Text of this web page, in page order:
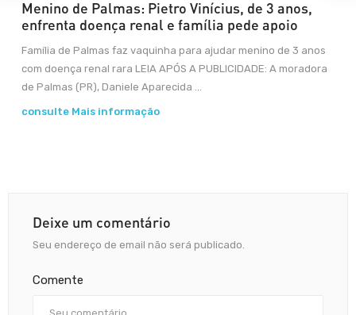
Menino de Palmas: Pietro Vinícius, de 3 anos,
enfrenta doença renal e família pede apoio
Família de Palmas faz vaquinha para ajudar menino de 3 anos
com doença renal rara LEIA APÓS A PUBLICIDADE: A moradora
de Palmas (PR), Daniele Aparecida ...
consulte Mais informação
Deixe um comentário
Seu endereço de email não será publicado.
Comente